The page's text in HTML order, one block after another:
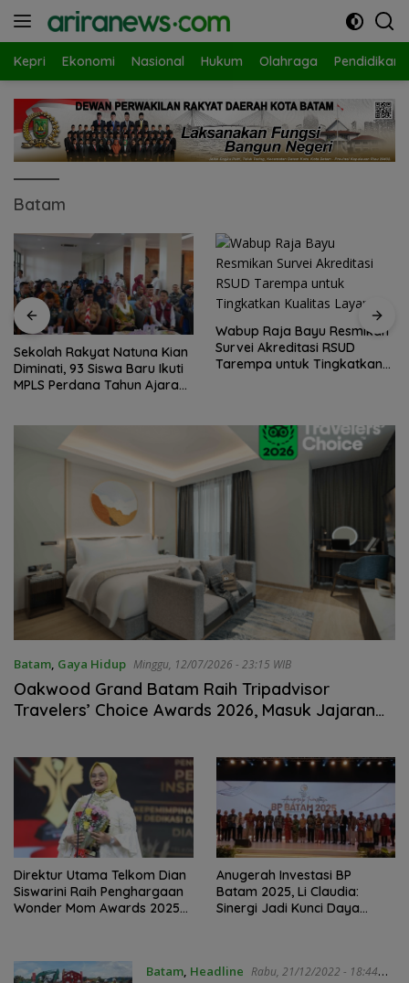
Kepri Ekonomi Nasional Hukum Olahraga Pendidikan
Batam
Sekolah Rakyat Natuna Kian
Diminati, 93 Siswa Baru Ikuti
MPLS Perdana Tahun Ajaran
Wabup Raja Bayu Resmikan
Survei Akreditasi RSUD
Tarempa untuk Tingkatkan
Batam, Gaya Hidup Minggu, 12/07/2026 - 23:15 WIB
Oakwood Grand Batam Raih Tripadvisor
Travelers’ Choice Awards 2026, Masuk Jajaran
Direktur Utama Telkom Dian
Siswarini Raih Penghargaan
Wonder Mom Awards 2025
Anugerah Investasi BP
Batam 2025, Li Claudia:
Sinergi Jadi Kunci Daya
Batam, Headline Rabu, 21/12/2022 - 18:44